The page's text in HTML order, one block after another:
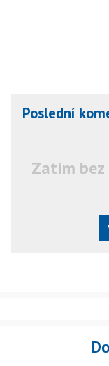
Poslední
Zatím